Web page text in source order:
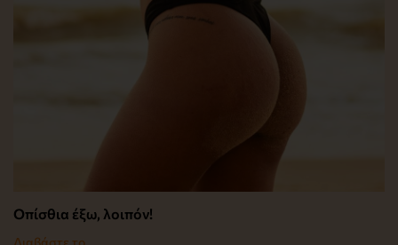
Οπίσθια έξω, λοιπόν!
Διαβάστε το